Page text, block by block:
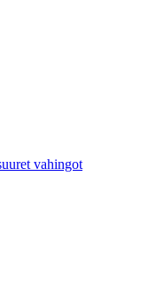
vahingot